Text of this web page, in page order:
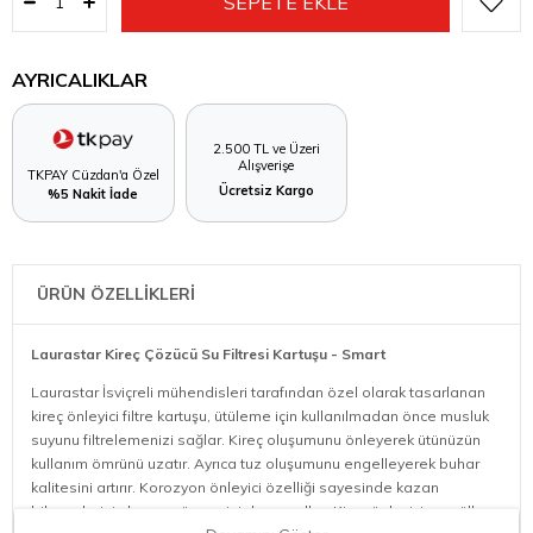
AYRICALIKLAR
TKPAY Cüzdan'a Özel
%5 Nakit İade
2.500 TL ve Üzeri
Alışverişe
Ücretsiz Kargo
ÜRÜN ÖZELLİKLERİ
Laurastar Kireç Çözücü Su Filtresi Kartuşu - Smart
Laurastar İsviçreli mühendisleri tarafından özel olarak tasarlanan
kireç önleyici filtre kartuşu, ütüleme için kullanılmadan önce musluk
suyunu filtrelemenizi sağlar. Kireç oluşumunu önleyerek ütünüzün
kullanım ömrünü uzatır. Ayrıca tuz oluşumunu engelleyerek buhar
kalitesini artırır. Korozyon önleyici özelliği sayesinde kazan
bileşenlerinin hasar görmesini de engeller. Kireç önleyici granüller